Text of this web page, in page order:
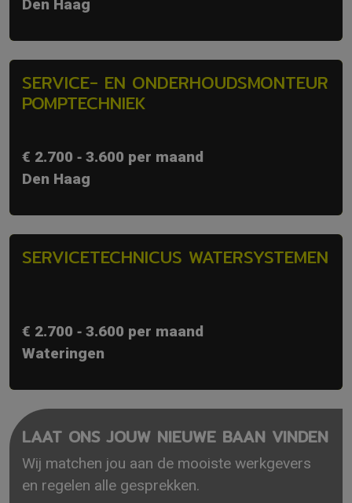
Den Haag
SERVICE- EN ONDERHOUDSMONTEUR
POMPTECHNIEK
€ 2.700 ‐ 3.600 per maand
Den Haag
SERVICETECHNICUS WATERSYSTEMEN
€ 2.700 ‐ 3.600 per maand
Wateringen
LAAT ONS JOUW NIEUWE BAAN VINDEN
Wij matchen jou aan de mooiste werkgevers
en regelen alle gesprekken.